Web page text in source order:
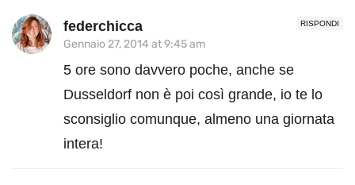
RISPONDI
federchicca
Gennaio 27, 2014 at 9:45 am
5 ore sono davvero poche, anche se
Dusseldorf non è poi così grande, io te lo
sconsiglio comunque, almeno una giornata
intera!